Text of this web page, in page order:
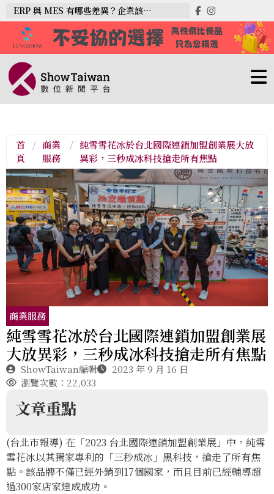
ERP 與 MES 有哪些差異？企業該如何選擇？
首
頁
/ 商業
服務
/ 純雪雪花冰於台北國際連鎖加盟創業展大放
異彩，三秒成冰科技搶走所有焦點
商業服務
純雪雪花冰於台北國際連鎖加盟創業展
大放異彩，三秒成冰科技搶走所有焦點
ShowTaiwan編輯
2023 年 9 月 16 日
瀏覽次數：22,033
文章重點
(台北市報導) 在「2023 台北國際連鎖加盟創業展」中，純雪
雪花冰以其獨家專利的「三秒成冰」黑科技，搶走了所有焦
點。該品牌不僅已經外銷到17個國家，而且目前已經輔導超
過300家店家達成成功。